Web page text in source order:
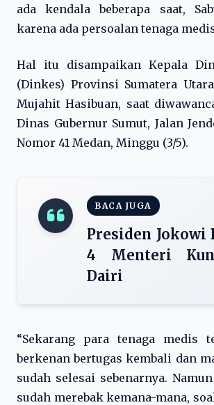
ada kendala beberapa saat,
karena ada persoalan tenaga
Hal itu disampaikan Kepala
(Dinkes) Provinsi Sumatera
Mujahit Hasibuan, saat
Dinas Gubernur Sumut, Jalan
Nomor 41 Medan, Minggu (3/5).
BACA JUGA
Presiden Jokowi
4 Menteri
Dairi
“Sekarang para tenaga medis
berkenan bertugas kembali dan
sudah selesai sebenarnya.
sudah merebak kemana-mana,